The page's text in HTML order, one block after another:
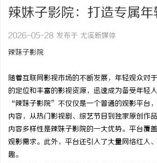
辣妹子影院：打造专属
2026-05-28 发布于 尤溪新媒体
辣妹子影院
随着互联网影视市场的不断发展，年轻观众
的定位和丰富的影视资源，迅速成为备受年轻
“辣妹子影院”不仅仅是一个普通的观影平台
内容，从热门影视剧、综艺节目到独家原创作
内容多样性是辣妹子影院的一大优势。平台覆
观影需求。此外，平台还引入了大量网络红人
趣。